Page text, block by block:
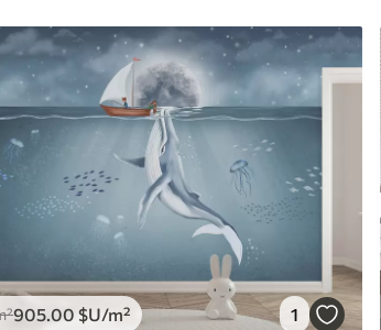
905 .00 $U/m² 1